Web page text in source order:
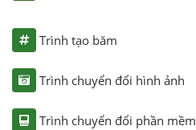
Trình tạo băm
Trình chuyển đổi hình ảnh
Trình chuyển đổi phần mềm